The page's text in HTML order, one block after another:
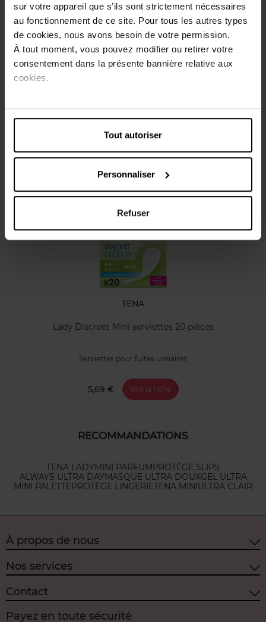
sur votre appareil que s’ils sont strictement nécessaires
au fonctionnement de ce site. Pour tous les autres types
de cookies, nous avons besoin de votre permission.
À tout moment, vous pouvez modifier ou retirer votre
consentement dans la présente bannière relative aux
cookies.
Tout autoriser
Personnaliser
Refuser
Description
Ces protège-slips confortables et doux comme de la soie
sont super absorbants et offrent une triple protection
contre les fuites, l'humidité et les odeurs.
Vous aimerez peut-être
TENA
Lady Discreet Mini serviettes 20 pièces
Serviettes pour fuites urinaires
5,69 € Voir la fiche
RECOMMANDATIONS
TENA LADYMINI PARFUMPROTÈGE SLIPS
ALWAYS ULTRA DAYMASQUE ULTRA DOUXGEL ULTRA
MINI PALETTEPROTÈGE LINGERIETENA MINIULTRA CLAIR
À propos de nous
Nos services
Contact
Payez en toute sécurité